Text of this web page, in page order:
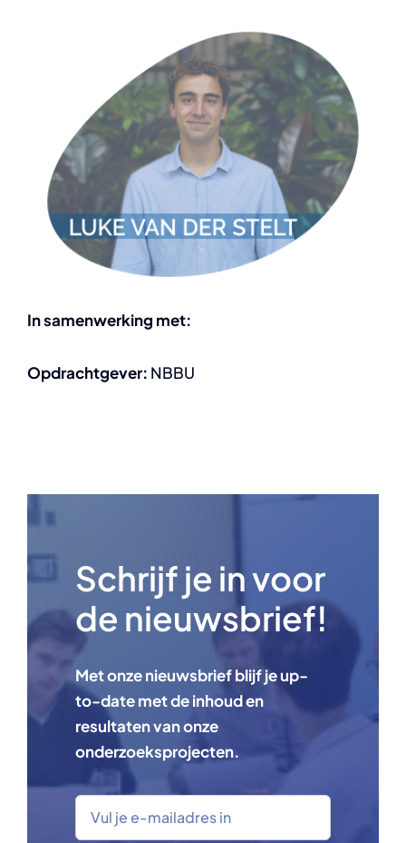
In samenwerking met:
Opdrachtgever: NBBU
Schrijf je in voor
de nieuwsbrief!
Met onze nieuwsbrief blijf je up-
to-date met de inhoud en
resultaten van onze
onderzoeksprojecten.